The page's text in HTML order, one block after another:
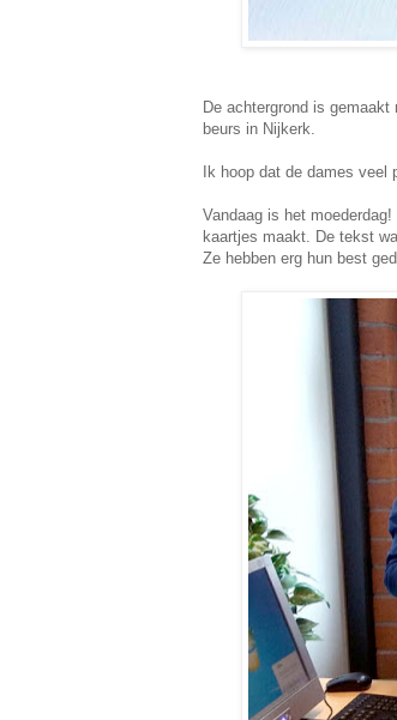
De achtergrond is
beurs in Nijkerk.
Ik hoop dat de dames veel
Vandaag is het
kaartjes maakt. De tekst
Ze hebben erg hun best